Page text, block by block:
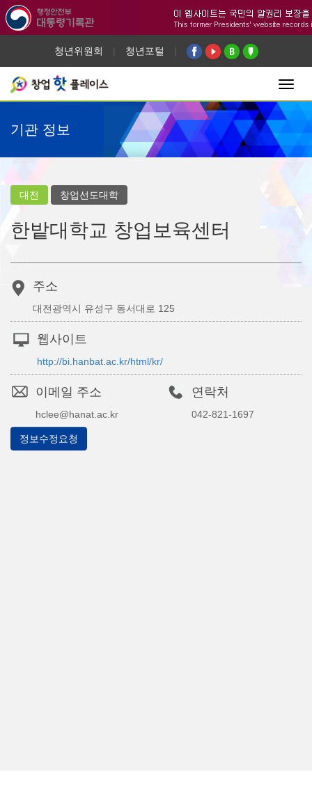
청년위원회 | 청년포털 |
기관 정보
대전 창업선도대학
한밭대학교 창업보육센터
주소
대전광역시 유성구 동서대로 125
웹사이트
http://bi.hanbat.ac.kr/html/kr/
이메일 주소
hclee@hanat.ac.kr
연락처
042-821-1697
정보수정요청